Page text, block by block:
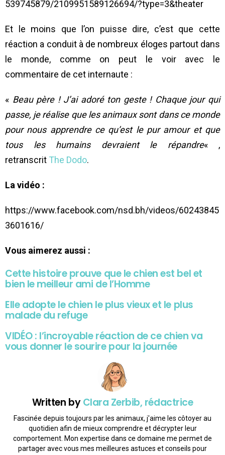
539745879/2109951589126694/?type=3&theater
Et le moins que l’on puisse dire, c’est que cette
réaction a conduit à de nombreux éloges partout dans
le monde, comme on peut le voir avec le
commentaire de cet internaute :
« Beau père ! J’ai adoré ton geste ! Chaque jour qui
passe, je réalise que les animaux sont dans ce monde
pour nous apprendre ce qu’est le pur amour et que
tous les humains devraient le répandre« ,
retranscrit The Dodo.
La vidéo :
https://www.facebook.com/nsd.bh/videos/60243845
3601616/
Vous aimerez aussi :
Cette histoire prouve que le chien est bel et
bien le meilleur ami de l’Homme
Elle adopte le chien le plus vieux et le plus
malade du refuge
VIDÉO : l’incroyable réaction de ce chien va
vous donner le sourire pour la journée
Written byClara Zerbib, rédactrice
Fascinée depuis toujours par les animaux, j'aime les côtoyer au
quotidien afin de mieux comprendre et décrypter leur
comportement. Mon expertise dans ce domaine me permet de
partager avec vous mes meilleures astuces et conseils pour